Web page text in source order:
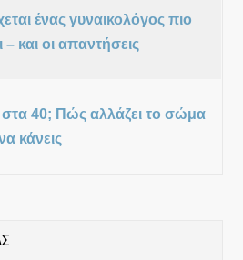
ένας γυναικολόγος πιο
και οι απαντήσεις
40; Πώς αλλάζει το σώμα
κάνεις